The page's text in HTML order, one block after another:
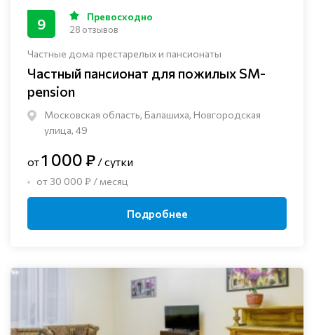
Частные дома престарелых и пансионаты
Частный пансионат для пожилых SM-
pension
Московская область, Балашиха, Новгородская
улица, 49
9 Превосходно
28 отзывов
от1 000 ₽ / сутки
от 30 000 ₽ / месяц
Подробнее